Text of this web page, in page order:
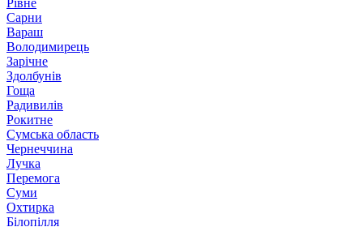
Рівне
Сарни
Вараш
Володимирець
Зарічне
Здолбунів
Гоща
Радивилів
Рокитне
Сумська область
Чернеччина
Лучка
Перемога
Суми
Охтирка
Білопілля